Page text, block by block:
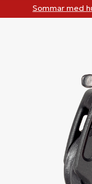
Sommar med